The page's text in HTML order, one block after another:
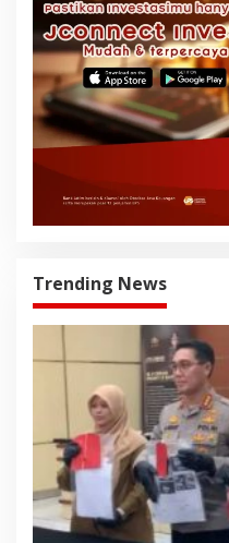
Trending News